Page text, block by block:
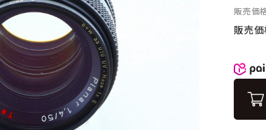
販売価
販売価